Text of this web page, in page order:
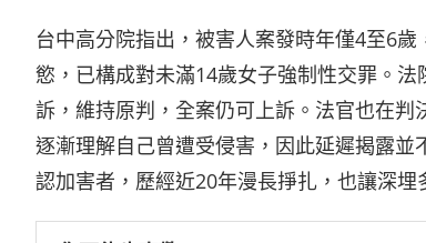
台中高分院指出，被害人案發時年僅4至6
慾，已構成對未滿14歲女子強制性交罪。
訴，維持原判，全案仍可上訴。法官也在
逐漸理解自己曾遭受侵害，因此延遲揭露
認加害者，歷經近20年漫長掙扎，也讓深埋